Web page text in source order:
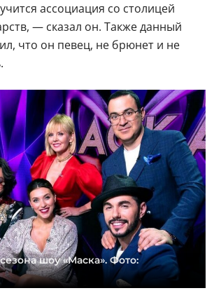
ассоциация со столицей
— сказал он. Также данный
что он певец, не брюнет и не
шоу «Маска». Фото: